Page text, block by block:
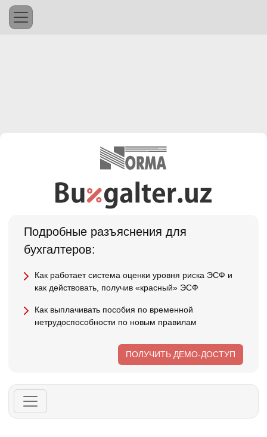
Подробные разъяснения для
бухгалтеров:
Как работает система оценки уровня риска ЭСФ и
как действовать, получив «красный» ЭСФ
Как выплачивать пособия по временной
нетрудоспособности по новым правилам
ПОЛУЧИТЬ ДЕМО-ДОСТУП